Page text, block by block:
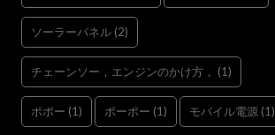
ソーラーパネル(2)
チェーンソー，エンジンのかけ方， (1)
ポポー (1) ポーポー (1) モバイル電源(1)